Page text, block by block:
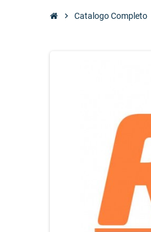
chevron_right Catalogo Completo